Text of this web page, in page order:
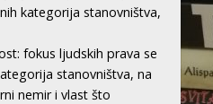
kategorija stanovništva,
fokus ljudskih prava se
stanovništva, na
nemir i vlast što